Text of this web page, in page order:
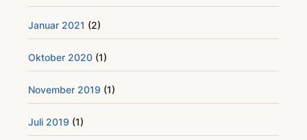
Januar 2021 (2)
Oktober 2020 (1)
November 2019 (1)
Juli 2019 (1)